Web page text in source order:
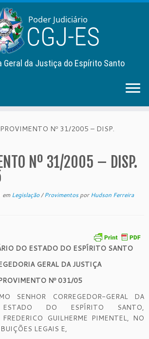
Geral da Justiça do Espírito Santo
PROVIMENTO Nº 31/2005 – DISP.
Nº 31/2005 – DISP.
em Legislação/ProvimentosporHudson Ferreira
DO ESTADO DO ESPÍRITO SANTO
GERAL DA JUSTIÇA
Nº 031/05
SENHOR CORREGEDOR-GERAL DA
DO ESPÍRITO SANTO,
FREDERICO GUILHERME PIMENTEL, NO
LEGAIS E,